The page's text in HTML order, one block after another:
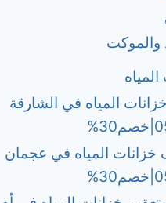
والموكت
المياه في الشارقة
المياه في عجمان